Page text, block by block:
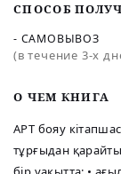
O ЧЕМ КНИГА
АРТ бояу
тұрғыдан
СПОСОБ
- САМОВЫВОЗ
(в течение 3-х